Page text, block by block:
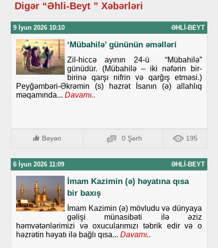
Digər “Əhli-Beyt ” Xəbərləri
9 İyun 2026 10:10 ƏHLI-BEYT
‘Mübahilə’ gününün əməlləri
Zil-hiccə ayının 24-ü “Mübahilə”
günüdür. (Mübahilə – iki nəfərin bir-
birinə qarşı nifrin və qarğış etməsi.)
Peyğəmbəri-Əkrəmin (s) həzrət İsanın (ə) allahlıq
məqamında... Davamı..
Bəyən 0 Şərh 195
6 İyun 2026 11:09 ƏHLI-BEYT
İmam Kazimin (ə) həyatına qısa
bir baxış
İmam Kazimin (ə) mövludu və dünyaya
gəlişi münasibəti ilə əziz
həmvətənlərimizi və oxucularımızı təbrik edir və o
həzrətin həyatı ilə bağlı qısa... Davamı..